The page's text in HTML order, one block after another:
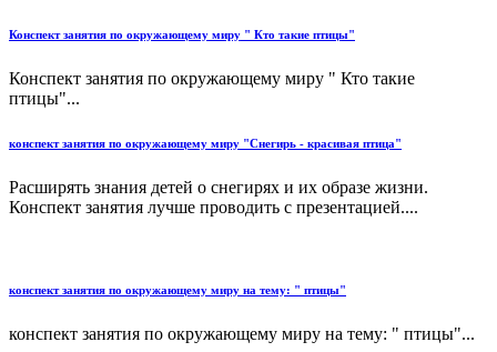
Конспект занятия по окружающему миру " Кто такие птицы"
Конспект занятия по окружающему миру " Кто такие
птицы"...
конспект занятия по окружающему миру "Снегирь - красивая птица"
Расширять знания детей о снегирях и их образе жизни.
Конспект занятия лучше проводить с презентацией....
конспект занятия по окружающему миру на тему: " птицы"
конспект занятия по окружающему миру на тему: " птицы"...